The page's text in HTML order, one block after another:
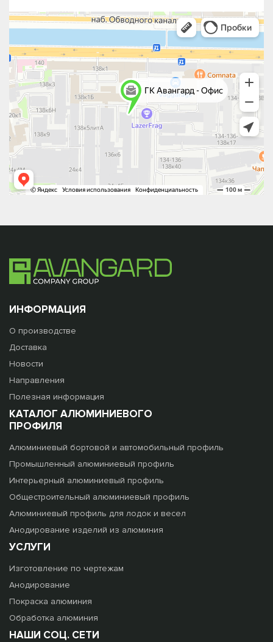
ИНФОРМАЦИЯ
О производстве
Доставка
Новости
Направления
Полезная информация
КАТАЛОГ АЛЮМИНИЕВОГО
ПРОФИЛЯ
Алюминиевый бортовой и автомобильный профиль
Промышленный алюминиевый профиль
Интерьерный алюминиевый профиль
Общестроительный алюминиевый профиль
Алюминиевый профиль для лодок и весел
Анодирование изделий из алюминия
УСЛУГИ
Изготовление по чертежам
Анодирование
Покраска алюминия
Обработка алюминия
НАШИ СОЦ. СЕТИ